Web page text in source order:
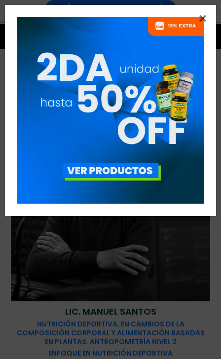

Nutricionistas
LIC. MANUEL SANTOS
NUTRICIÓN DEPORTIVA, EN CAMBIOS DE LA
COMPOSICIÓN CORPORAL Y ALIMENTACIÓN BASADAS
EN PLANTAS. ANTROPOMETRÍA NIVEL 2
ENFOQUE EN NUTRICIÓN DEPORTIVA